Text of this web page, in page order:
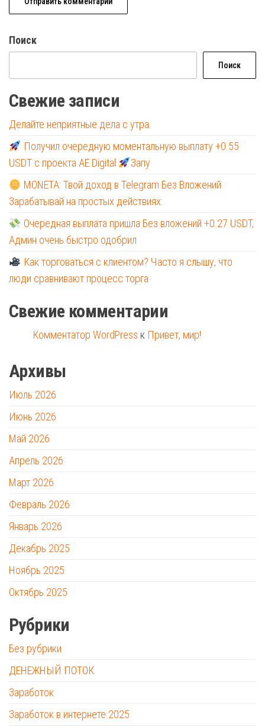
Поиск
Поиск
Свежие записи
Делайте неприятные дела с утра.
Получил очередную моментальную выплату +0.55
USDT с проекта AE Digital
Запу
MONETA: Твой доход в Telegram Без Вложений
Зарабатывай на простых действиях:
Очередная выплата пришла Без вложений +0.27 USDT,
Админ очень быстро одобрил
Как торговаться с клиентом? Часто я слышу, что
люди сравнивают процесс торга
Свежие комментарии
Комментатор WordPress к Привет, мир!
Архивы
Июль 2026
Июнь 2026
Май 2026
Апрель 2026
Март 2026
Февраль 2026
Январь 2026
Декабрь 2025
Ноябрь 2025
Октябрь 2025
Рубрики
Без рубрики
ДЕНЕЖНЫЙ ПОТОК
Заработок
Заработок в интернете 2025